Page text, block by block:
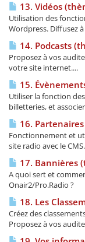
13. Vidéos
Utilisation des
Wordpress. Diffusez à
14. Podcasts
Proposez à vos
votre site internet....
15.
Utiliser la fonction
billetteries, et
16.
Fonctionnement et
site radio avec le
17. Bannières
A quoi sert et
Onair2/Pro.Radio ?
18. Les
Créez des
Proposez à vos